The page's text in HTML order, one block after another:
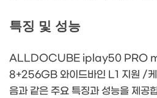
특징 및 성능
ALLDOCUBE iplay50 PRO
8+256GB 와이드바인 L1 지원 /케
음과 같은 주요 특징과 성능을 제공